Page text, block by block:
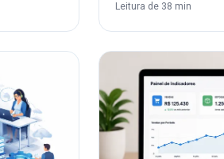
Leitura de 38 min